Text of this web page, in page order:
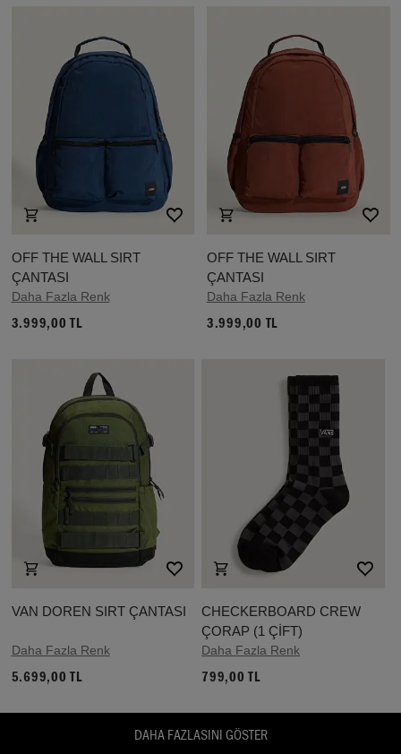
OFF THE WALL SIRT
ÇANTASI
Daha Fazla Renk
3.999,00 TL
OFF THE WALL SIRT
ÇANTASI
Daha Fazla Renk
3.999,00 TL
VAN DOREN SIRT ÇANTASI
Daha Fazla Renk
5.699,00 TL
CHECKERBOARD CREW
ÇORAP (1 ÇİFT)
Daha Fazla Renk
799,00 TL
DAHA FAZLASINI GÖSTER